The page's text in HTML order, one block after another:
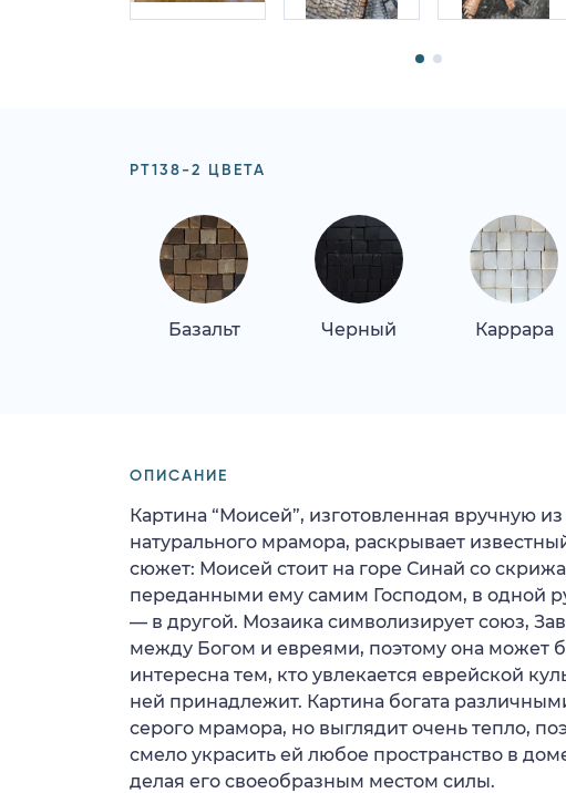
PT138-2 ЦВЕТА
Базальт Черный Каррара
ОПИСАНИЕ
Картина “Моисей”, изготовленная вручную
натурального мрамора, раскрывает
сюжет: Моисей стоит на горе Синай со
переданными ему самим Господом, в одной
— в другой. Мозаика символизирует союз,
между Богом и евреями, поэтому она может
интересна тем, кто увлекается еврейской
ней принадлежит. Картина богата
серого мрамора, но выглядит очень тепло,
смело украсить ей любое пространство в
делая его своеобразным местом силы.